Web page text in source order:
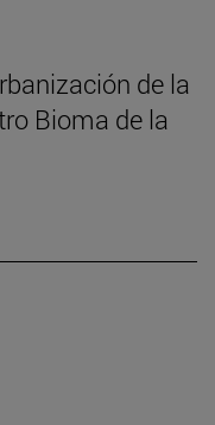
de la
Bioma de la